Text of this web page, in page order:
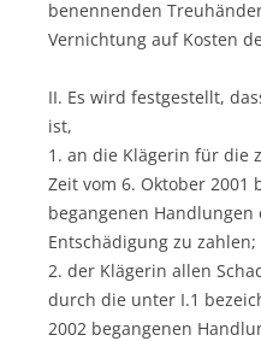
benennenden
Vernichtung auf Kosten
II. Es wird festgestellt,
ist,
1. an die Klägerin für die
Zeit vom 6. Oktober 2001
begangenen Handlungen
Entschädigung zu zahlen;
2. der Klägerin allen
durch die unter I.1
2002 begangenen